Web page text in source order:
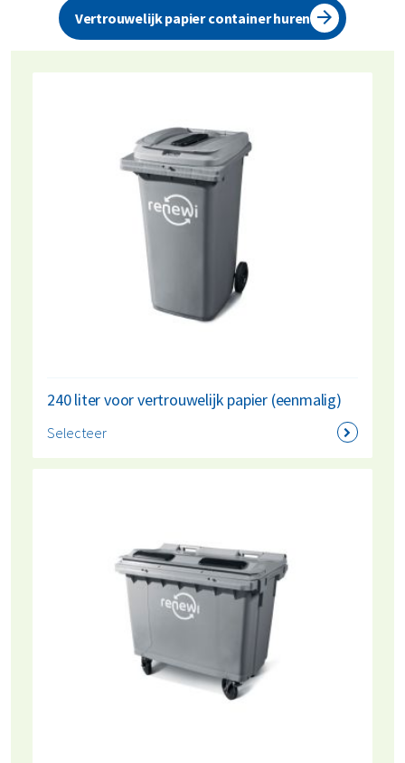
Vertrouwelijk papier container huren
240 liter voor vertrouwelijk papier (eenmalig)
Selecteer